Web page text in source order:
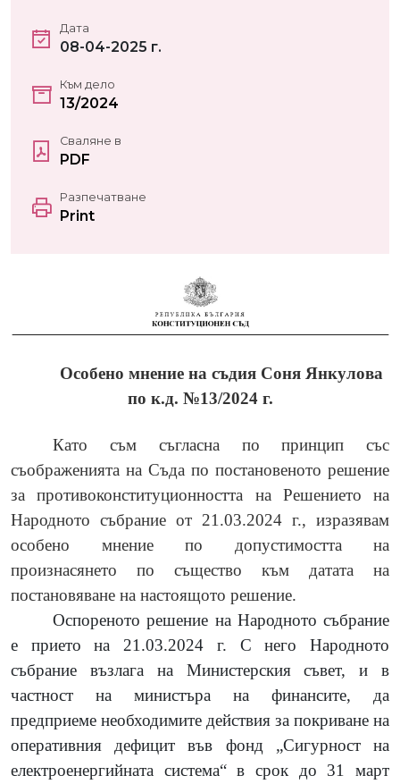
Дата
08-04-2025 г.
Към дело
13/2024
Сваляне в
PDF
Разпечатване
Print
Особено мнение на съдия Соня Янкулова
по к.д. №13/2024 г.
Като съм съгласна по принцип със
съображенията на Съда по постановеното решение
за противоконституционността на Решението на
Народното събрание от 21.03.2024 г., изразявам
особено мнение по допустимостта на
произнасянето по същество към датата на
постановяване на настоящото решение.
Оспореното решение на Народното събрание
е прието на 21.03.2024 г. С него Народното
събрание възлага на Министерския съвет, и в
частност на министъра на финансите, да
предприеме необходимите действия за покриване на
оперативния дефицит във фонд „Сигурност на
електроенергийната система“ в срок до 31 март